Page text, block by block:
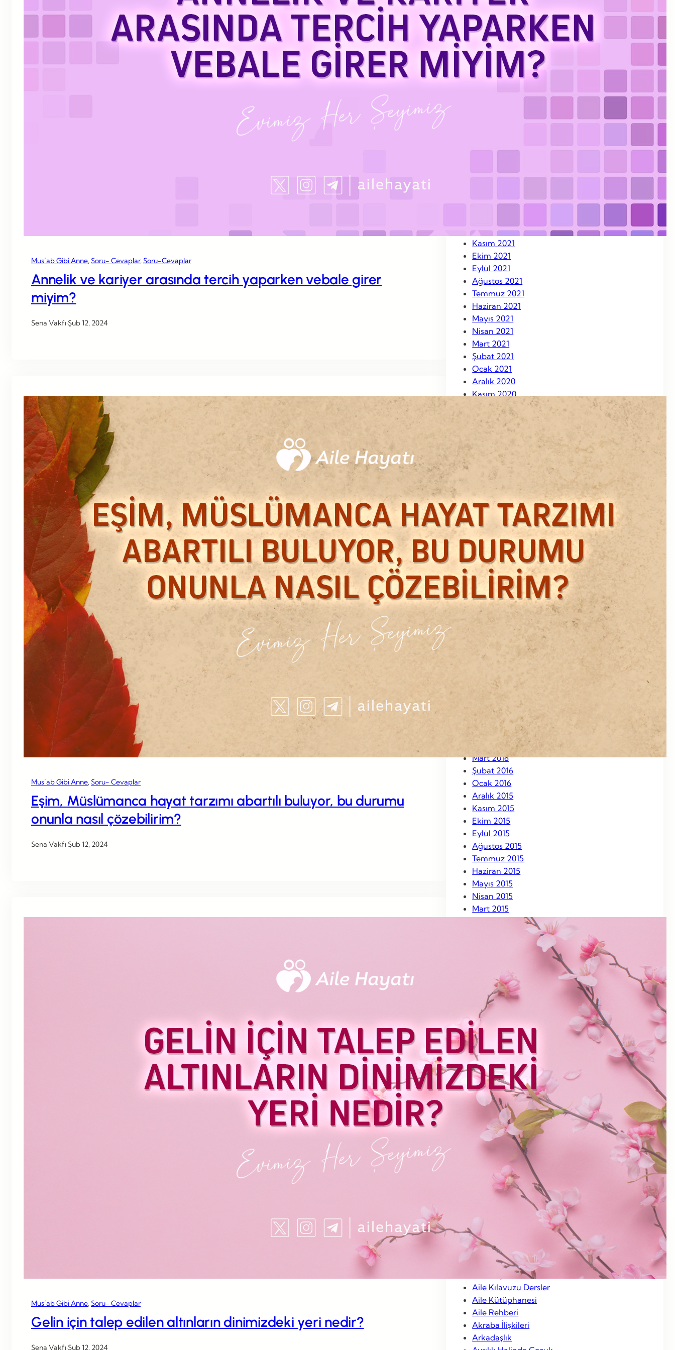
Mus’ab Gibi Anne, Soru- Cevaplar, Soru-Cevaplar
Annelik ve kariyer arasında tercih yaparken vebale girer
miyim?
Sena Vakfı·Şub 12, 2024
Mus’ab Gibi Anne, Soru- Cevaplar
Eşim, Müslümanca hayat tarzımı abartılı buluyor, bu durumu
onunla nasıl çözebilirim?
Sena Vakfı·Şub 12, 2024
Mus’ab Gibi Anne, Soru- Cevaplar
Gelin için talep edilen altınların dinimizdeki yeri nedir?
Sena Vakfı·Şub 12, 2024
Kasım 2023
Eylül 2023
Ağustos 2023
Temmuz 2023
Haziran 2023
Mayıs 2023
Mart 2023
Haziran 2022
Nisan 2022
Aralık 2021
Kasım 2021
Ekim 2021
Eylül 2021
Ağustos 2021
Temmuz 2021
Haziran 2021
Mayıs 2021
Nisan 2021
Mart 2021
Şubat 2021
Ocak 2021
Aralık 2020
Kasım 2020
Ekim 2020
Eylül 2020
Ağustos 2020
Ağustos 2019
Ekim 2018
Eylül 2018
Mart 2018
Şubat 2018
Ocak 2018
Aralık 2017
Kasım 2017
Ekim 2017
Eylül 2017
Ağustos 2017
Temmuz 2017
Haziran 2017
Mayıs 2017
Nisan 2017
Aralık 2016
Kasım 2016
Eylül 2016
Ağustos 2016
Temmuz 2016
Haziran 2016
Mayıs 2016
Nisan 2016
Mart 2016
Şubat 2016
Ocak 2016
Aralık 2015
Kasım 2015
Ekim 2015
Eylül 2015
Ağustos 2015
Temmuz 2015
Haziran 2015
Mayıs 2015
Nisan 2015
Mart 2015
Eylül 2014
Ağustos 2014
Temmuz 2014
Haziran 2014
Mayıs 2014
Nisan 2014
Mart 2014
Haziran 2013
Mayıs 2013
Nisan 2013
Mart 2013
Şubat 2013
Ocak 2013
Kasım 2012
Ocak 2012
Categories
Aile Kılavuzu Dersler
Aile Kütüphanesi
Aile Rehberi
Akraba İlişkileri
Arkadaşlık